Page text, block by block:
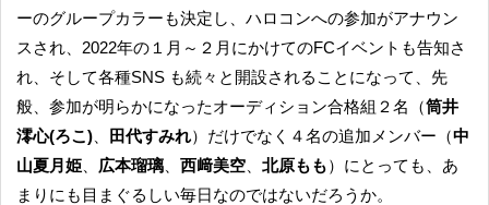
ーのグループカラーも決定し、ハロコンへの参加がアナウン
スされ、2022年の１月～２月にかけてのFCイベントも告知さ
れ、そして各種SNS も続々と開設されることになって、先
般、参加が明らかになったオーディション合格組２名（筒井
澪心(ろこ)
田代すみれ）だけでなく４名の追加メンバー（中
山夏月姫
広本瑠璃 西﨑美空 北原もも）にとっても、あ
まりにも目まぐるしい毎日なのではないだろうか。